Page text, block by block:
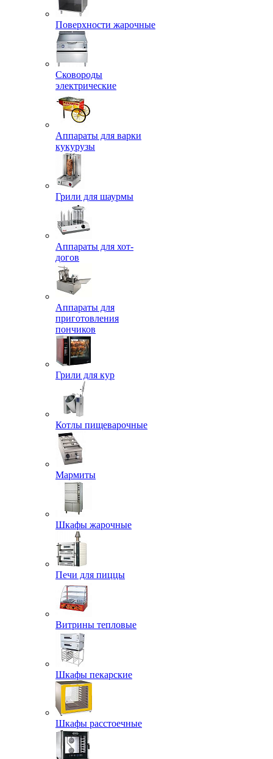
Поверхности жарочные
Сковороды
электрические
Аппараты для варки
кукурузы
Грили для шаурмы
Аппараты для хот-
догов
Аппараты для
приготовления
пончиков
Грили для кур
Котлы пищеварочные
Мармиты
Шкафы жарочные
Печи для пиццы
Витрины тепловые
Шкафы пекарские
Шкафы расстоечные